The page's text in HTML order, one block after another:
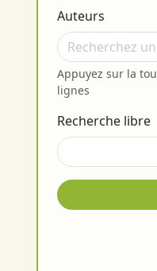
Auteurs
Appuyez sur la
lignes
Recherche libre